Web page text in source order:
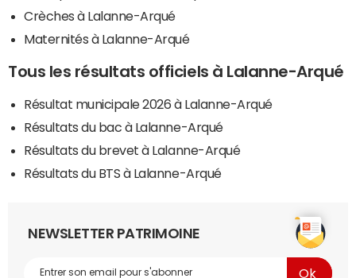
Crèches à Lalanne-Arqué
Maternités à Lalanne-Arqué
Tous les résultats officiels à Lalanne-Arqué
Résultat municipale 2026 à Lalanne-Arqué
Résultats du bac à Lalanne-Arqué
Résultats du brevet à Lalanne-Arqué
Résultats du BTS à Lalanne-Arqué
NEWSLETTER PATRIMOINE